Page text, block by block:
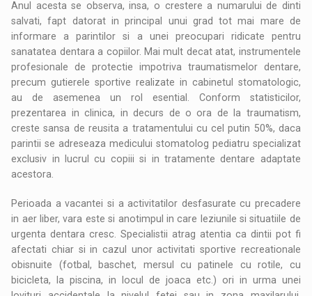
Anul acesta se observa, insa, o crestere a numarului de dinti
salvati, fapt datorat in principal unui grad tot mai mare de
informare a parintilor si a unei preocupari ridicate pentru
sanatatea dentara a copiilor. Mai mult decat atat, instrumentele
profesionale de protectie impotriva traumatismelor dentare,
precum gutierele sportive realizate in cabinetul stomatologic,
au de asemenea un rol esential. Conform statisticilor,
prezentarea in clinica, in decurs de o ora de la traumatism,
creste sansa de reusita a tratamentului cu cel putin 50%, daca
parintii se adreseaza medicului stomatolog pediatru specializat
exclusiv in lucrul cu copiii si in tratamente dentare adaptate
acestora.
Perioada a vacantei si a activitatilor desfasurate cu precadere
in aer liber, vara este si anotimpul in care leziunile si situatiile de
urgenta dentara cresc. Specialistii atrag atentia ca dintii pot fi
afectati chiar si in cazul unor activitati sportive recreationale
obisnuite (fotbal, baschet, mersul cu patinele cu rotile, cu
bicicleta, la piscina, in locul de joaca etc.) ori in urma unei